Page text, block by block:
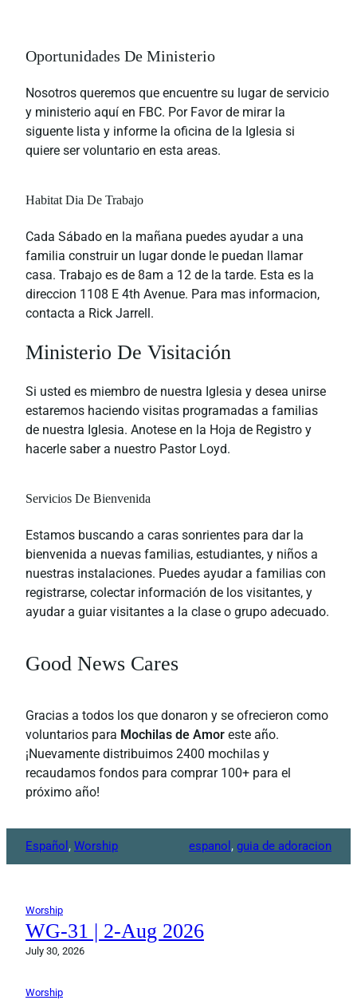
Oportunidades De Ministerio
Nosotros queremos que encuentre su lugar de servicio
y ministerio aquí en FBC. Por Favor de mirar la
siguente lista y informe la oficina de la Iglesia si
quiere ser voluntario en esta areas.
Habitat Dia De Trabajo
Cada Sábado en la mañana puedes ayudar a una
familia construir un lugar donde le puedan llamar
casa. Trabajo es de 8am a 12 de la tarde. Esta es la
direccion 1108 E 4th Avenue. Para mas informacion,
contacta a Rick Jarrell.
Ministerio De Visitación
Si usted es miembro de nuestra Iglesia y desea unirse
estaremos haciendo visitas programadas a familias
de nuestra Iglesia. Anotese en la Hoja de Registro y
hacerle saber a nuestro Pastor Loyd.
Servicios De Bienvenida
Estamos buscando a caras sonrientes para dar la
bienvenida a nuevas familias, estudiantes, y niños a
nuestras instalaciones. Puedes ayudar a familias con
registrarse, colectar información de los visitantes, y
ayudar a guiar visitantes a la clase o grupo adecuado.
Good News Cares
Gracias a todos los que donaron y se ofrecieron como
voluntarios para Mochilas de Amor este año.
¡Nuevamente distribuimos 2400 mochilas y
recaudamos fondos para comprar 100+ para el
próximo año!
Español , Worship espanol , guia de adoracion
Worship
WG-31 | 2-Aug 2026
July 30, 2026
Worship